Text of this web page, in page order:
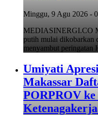
Minggu, 9 Agu 2026 -
MEDIASINERGI.CO
putih mulai dikobarkan
menyambut
Umiyati
Makassar
PORPROV ke